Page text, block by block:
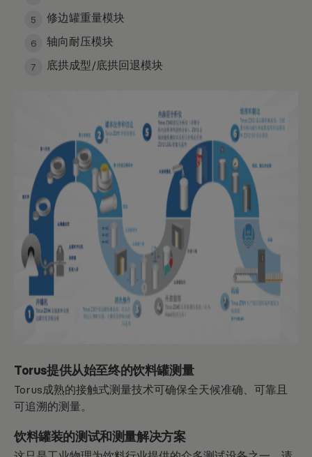
修边罐重量模块
轴向耐压模块
底拱成型/底拱回退模块
Torus提供从始至终的饮料罐测量
Torus成熟的接触式测量技术可确保全天候准确、可靠且
可追溯的测量。
饮料罐装的测试和测量解决方案